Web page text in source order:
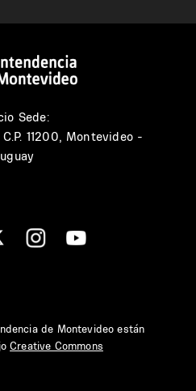
Sede:
11200, Montevideo -
de Montevideo están
Creative Commons